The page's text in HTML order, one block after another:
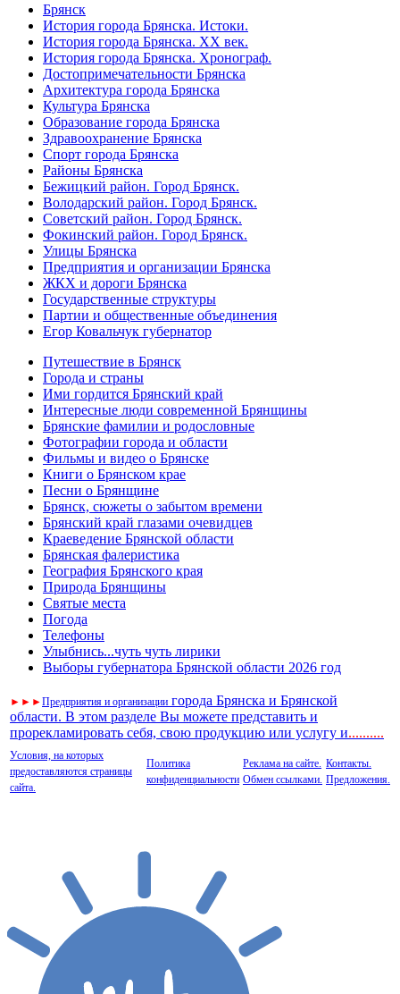
Брянск
История города Брянска. Истоки.
История города Брянска. XX век.
История города Брянска. Хронограф.
Достопримечательности Брянска
Архитектура города Брянска
Культура Брянска
Образование города Брянска
Здравоохранение Брянска
Спорт города Брянска
Районы Брянска
Бежицкий район. Город Брянск.
Володарский район. Город Брянск.
Советский район. Город Брянск.
Фокинский район. Город Брянск.
Улицы Брянска
Предприятия и организации Брянска
ЖКХ и дороги Брянска
Государственные структуры
Партии и общественные объединения
Егор Ковальчук губернатор
Путешествие в Брянск
Города и страны
Ими гордится Брянский край
Интересные люди современной Брянщины
Брянские фамилии и родословные
Фотографии города и области
Фильмы и видео о Брянске
Книги о Брянском крае
Песни о Брянщине
Брянск, сюжеты о забытом времени
Брянский край глазами очевидцев
Краеведение Брянской области
Брянская фалеристика
География Брянского края
Природа Брянщины
Святые места
Погода
Телефоны
Улыбнись...чуть чуть лирики
Выборы губернатора Брянской области 2026 год
► ► ►Предприятия и организации города Брянска и Брянской
области. В этом разделе Вы можете представить и
прорекламировать себя, свою продукцию или услугу и..........
Условия, на которых
предоставляются страницы
сайта.
Политика
конфиденциальности
Реклама на сайте.
Обмен ссылками.
Контакты.
Предложения.